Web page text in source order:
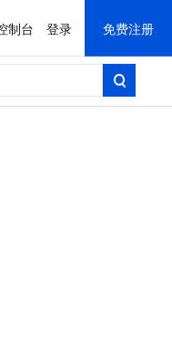
制台 登录 免费注册